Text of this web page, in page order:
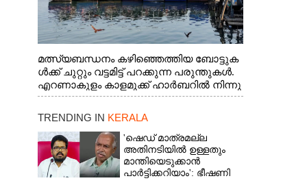
മത്സ്യബന്ധനം കഴിഞ്ഞെത്തിയ ബോട്ടുക
ൾക്ക് ചുറ്റും വട്ടമിട്ട് പറക്കുന്ന പരുന്തുകൾ.
എറണാകുളം കാളമുക്ക് ഹാർബറിൽ നിന്നു
ള്ള കാഴ്ച
TRENDING IN KERALA
'ഷെഡ് മാത്രമല്ല
അതിനടിയിൽ ഉള്ളതും
മാന്തിയെടുക്കാൻ
പാർട്ടിക്കറിയാം': ഭീഷണി